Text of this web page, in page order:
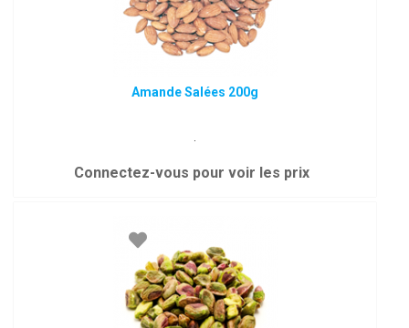
Amande Salées 200g
.
Connectez-vous pour voir les prix